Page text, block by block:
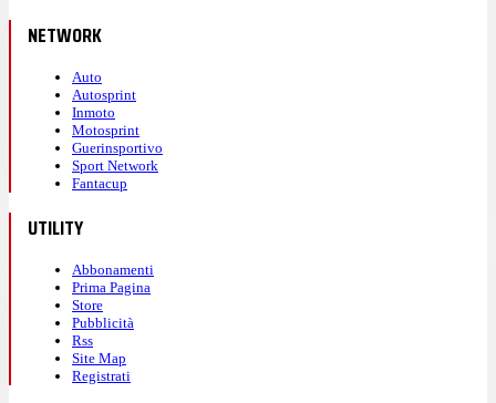
NETWORK
Auto
Autosprint
Inmoto
Motosprint
Guerinsportivo
Sport Network
Fantacup
UTILITY
Abbonamenti
Prima Pagina
Store
Pubblicità
Rss
Site Map
Registrati